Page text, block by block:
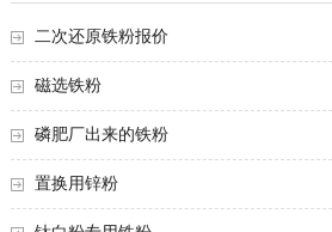
二次还原铁粉报价
磁选铁粉
磷肥厂出来的铁粉
置换用锌粉